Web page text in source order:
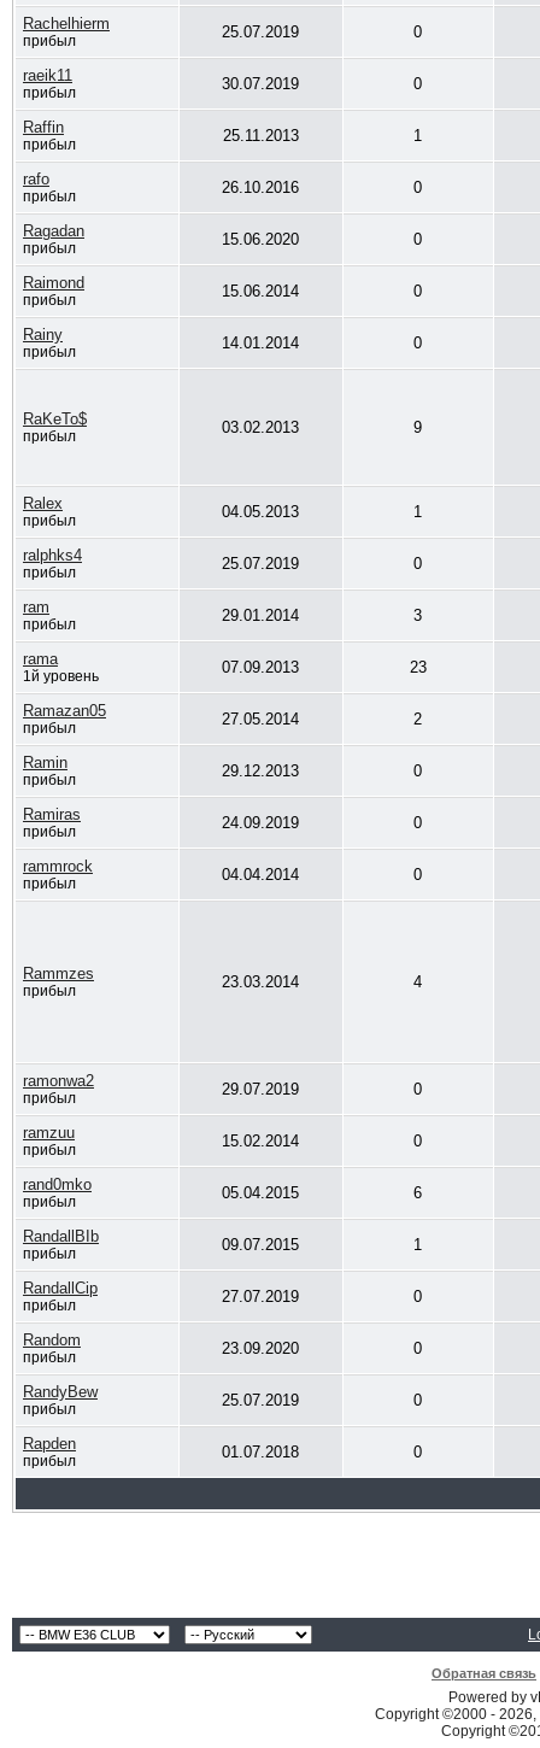
Rachelhierm
прибыл 25.07.2019 0
raeik11
прибыл 30.07.2019 0
Raffin
прибыл 25.11.2013 1
rafo
прибыл 26.10.2016 0
Ragadan
прибыл 15.06.2020 0
Raimond
прибыл 15.06.2014 0
Rainy
прибыл 14.01.2014 0
RaKeTo$
прибыл 03.02.2013 9
Ralex
прибыл 04.05.2013 1
ralphks4
прибыл 25.07.2019 0
ram
прибыл 29.01.2014 3
rama
1й уровень 07.09.2013 23
Ramazan05
прибыл 27.05.2014 2
Ramin
прибыл 29.12.2013 0
Ramiras
прибыл 24.09.2019 0
rammrock
прибыл 04.04.2014 0
Rammzes
прибыл 23.03.2014 4
ramonwa2
прибыл 29.07.2019 0
ramzuu
прибыл 15.02.2014 0
rand0mko
прибыл 05.04.2015 6
RandallBIb
прибыл 09.07.2015 1
RandallCip
прибыл 27.07.2019 0
Random
прибыл 23.09.2020 0
RandyBew
прибыл 25.07.2019 0
Rapden
прибыл 01.07.2018 0
Обратная связь
Powered by
Copyright ©2000 -
Copyright